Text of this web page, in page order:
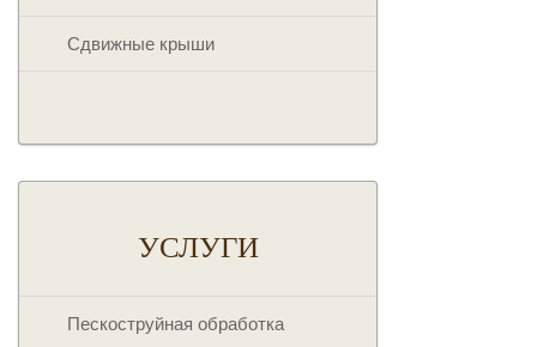
Сдвижные крыши
УСЛУГИ
Пескоструйная обработка